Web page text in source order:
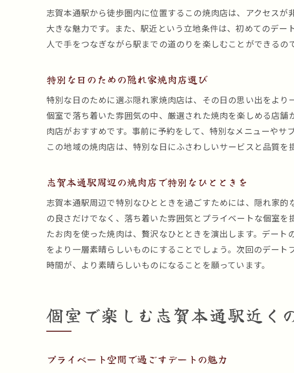
特別な日を
志賀本通駅
デートを特
隠れ家的焼
志賀本通駅
プライベー
特別な時間
志賀本通駅近く
リラックス
隠れ家的な
志賀本通駅
個室でゆっ
厳選されたお肉
志賀本通駅から徒歩圏内に位置するこの焼肉店は、アクセス
大きな魅力です。また、駅近という立地条件は、初めてのデ
人で手をつなぎながら駅までの道のりを楽しむことができるの
特別な日のための隠れ家焼肉店選び
特別な日のために選ぶ隠れ家焼肉店は、その日の思い出をよ
個室で落ち着いた雰囲気の中、厳選された焼肉を楽しめる店
肉店がおすすめです。事前に予約をして、特別なメニューやサ
この地域の焼肉店は、特別な日にふさわしいサービスと品質
志賀本通駅周辺の焼肉店で特別なひとときを
志賀本通駅周辺で特別なひとときを過ごすためには、隠れ家
の良さだけでなく、落ち着いた雰囲気とプライベートな個室
たお肉を使った焼肉は、贅沢なひとときを演出します。デー
をより一層素晴らしいものにすることでしょう。次回のデー
時間が、より素晴らしいものになることを願っています。
個室で楽しむ志賀本通駅近く
プライベート空間で過ごすデートの魅力